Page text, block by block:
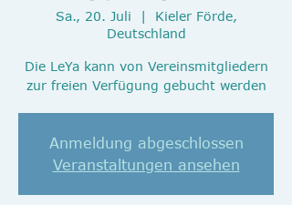
Sa., 20. Juli
  |
Kieler Förde,
Deutschland
Die LeYa kann von Vereinsmitgliedern
zur freien Verfügung gebucht werden
Anmeldung abgeschlossen
Veranstaltungen ansehen